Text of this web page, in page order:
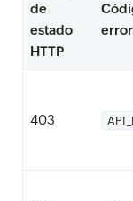
de
estado
HTTP
error
403